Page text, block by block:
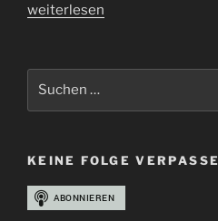
„FULL
2024
Newcomer
Tipps
weiterlesen
KEINE FOLGE